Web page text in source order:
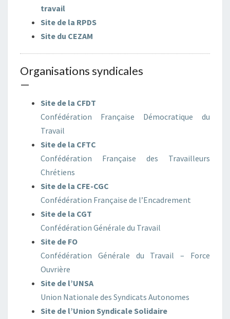
travail
Site de la RPDS
Site du CEZAM
Organisations syndicales
—
Site de la CFDT
Confédération Française Démocratique du
Travail
Site de la CFTC
Confédération Française des Travailleurs
Chrétiens
Site de la CFE-CGC
Confédération Française de l’Encadrement
Site de la CGT
Confédération Générale du Travail
Site de FO
Confédération Générale du Travail – Force
Ouvrière
Site de l’UNSA
Union Nationale des Syndicats Autonomes
Site de l’Union Syndicale Solidaire